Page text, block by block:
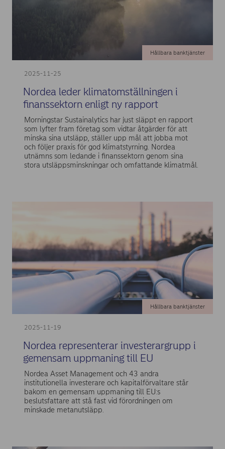
2025-11-25
Hållbara banktjänster
Nordea leder klimatomställningen i
finanssektorn enligt ny rapport
Morningstar Sustainalytics har just släppt en rapport
som lyfter fram företag som vidtar åtgärder för att
minska sina utsläpp, ställer upp mål att jobba mot
och följer praxis för god klimatstyrning. Nordea
utnämns som ledande i finanssektorn genom sina
stora utsläppsminskningar och omfattande klimatmål.
2025-11-19
Hållbara banktjänster
Nordea representerar investerargrupp i
gemensam uppmaning till EU
Nordea Asset Management och 43 andra
institutionella investerare och kapitalförvaltare står
bakom en gemensam uppmaning till EU:s
beslutsfattare att stå fast vid förordningen om
minskade metanutsläpp.